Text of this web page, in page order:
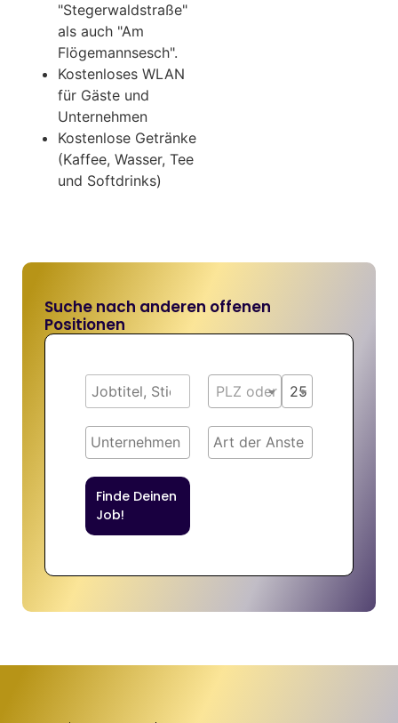
"Stegerwaldstraße"
als auch "Am
Flögemannsesch".
Kostenloses WLAN
für Gäste und
Unternehmen
Kostenlose Getränke
(Kaffee, Wasser, Tee
und Softdrinks)
Suche nach anderen offenen
Positionen
PLZ oder Ort25 km
Finde Deinen
Job!